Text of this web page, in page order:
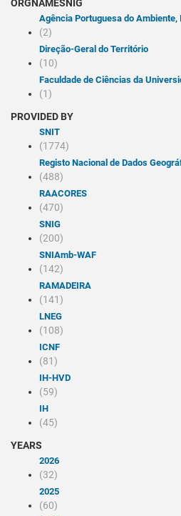
ORGNAMESNIG
Agência Portuguesa do Ambiente,
(2)
Direção-Geral do Território
(10)
Faculdade de Ciências da
(1)
PROVIDED BY
SNIT
(1774)
Registo Nacional de Dados
(488)
RAACORES
(470)
SNIG
(200)
SNIAmb-WAF
(142)
RAMADEIRA
(141)
LNEG
(108)
ICNF
(81)
IH-HVD
(59)
IH
(45)
YEARS
2026
(32)
2025
(60)